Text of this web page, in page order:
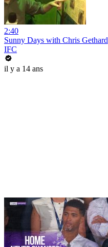
2:40
Sunny Days with Chris Gethard
IFC
il y a 14 ans